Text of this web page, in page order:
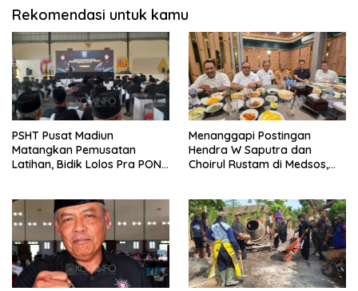
Rekomendasi untuk kamu
PSHT Pusat Madiun
Matangkan Pemusatan
Latihan, Bidik Lolos Pra PON
Menanggapi Postingan
Hendra W Saputra dan
Choirul Rustam di Medsos,